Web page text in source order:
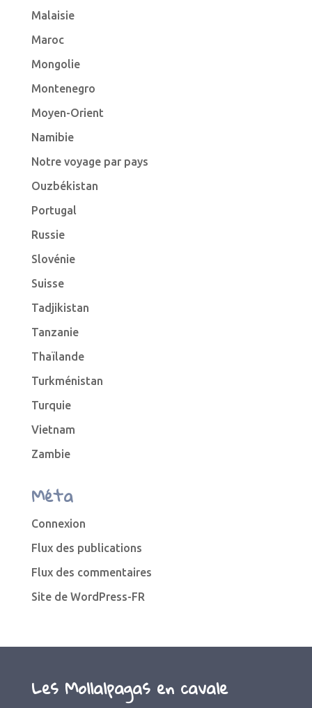
Malaisie
Maroc
Mongolie
Montenegro
Moyen-Orient
Namibie
Notre voyage par pays
Ouzbékistan
Portugal
Russie
Slovénie
Suisse
Tadjikistan
Tanzanie
Thaïlande
Turkménistan
Turquie
Vietnam
Zambie
Méta
Connexion
Flux des publications
Flux des commentaires
Site de WordPress-FR
Les Mollalpagas en cavale